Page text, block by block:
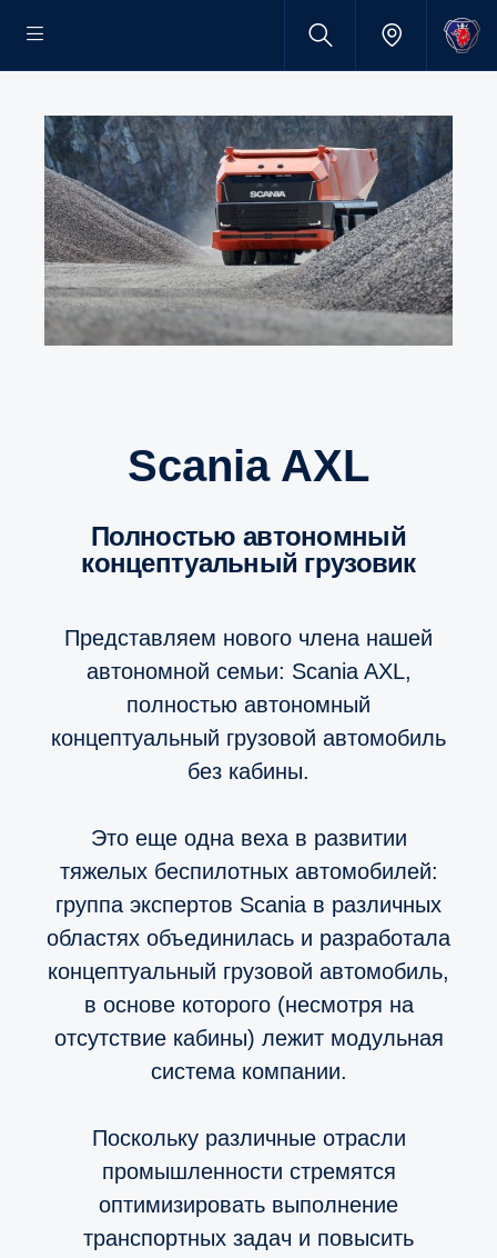
Scania AXL
полностью автономный
концептуальный грузовик
Представляем нового члена нашей
автономной семьи: Scania AXL,
полностью автономный
концептуальный грузовой автомобиль
без кабины.
Это еще одна веха в развитии
тяжелых беспилотных автомобилей:
группа экспертов Scania в различных
областях объединилась и разработала
концептуальный грузовой автомобиль,
в основе которого (несмотря на
отсутствие кабины) лежит модульная
система компании.
Поскольку различные отрасли
промышленности стремятся
оптимизировать выполнение
транспортных задач и повысить